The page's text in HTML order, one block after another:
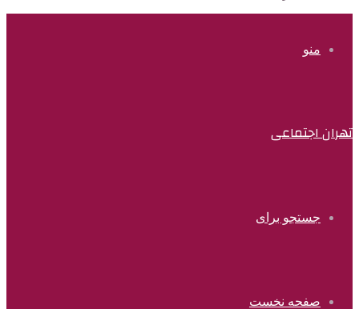
منو
تهران اجتماعی
جستجو برای
صفحه نخست